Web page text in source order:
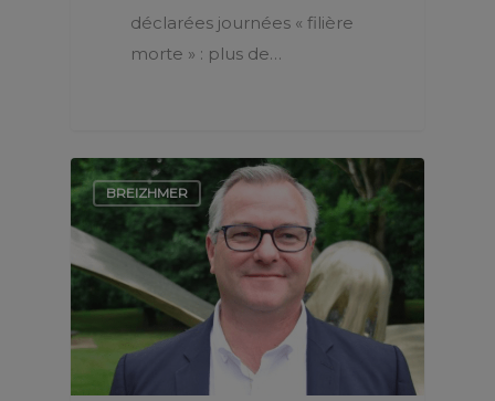
déclarées journées « filière
morte » : plus de…
BREIZHMER